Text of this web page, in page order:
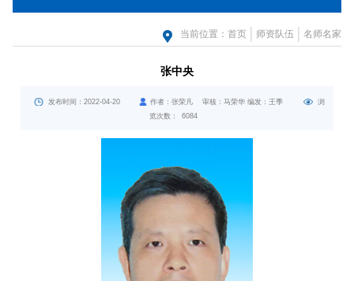
当前位置： 首页 师资队伍 名师名家
张中央
发布时间：2022-04-20 作者：张荣凡 审核：马荣华 编发：王季
浏
览次数：
6084